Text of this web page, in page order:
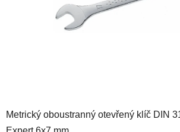
Metrický oboustranný otevřený klíč DIN